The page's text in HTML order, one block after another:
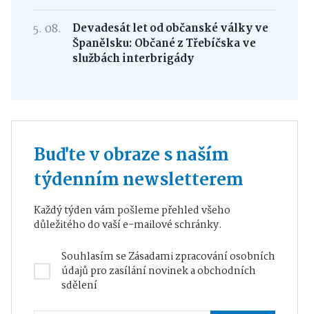
5. 08.
Devadesát let od občanské války ve
Španělsku: Občané z Třebíčska ve
službách interbrigády
Buďte v obraze s naším
týdenním newsletterem
Každý týden vám pošleme přehled všeho
důležitého do vaší e-mailové schránky.
Souhlasím seZásadami zpracování osobních
údajůpro zasílání novinek a obchodních
sdělení